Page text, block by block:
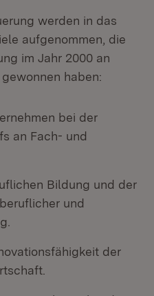
werden in das
aufgenommen, die
im Jahr 2000 an
haben:
bei der
an Fach- und
Bildung und der
und
der